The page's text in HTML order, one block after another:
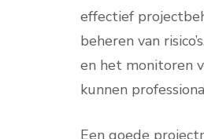
effectief
beheren van
en het monitoren
kunnen
Een goede